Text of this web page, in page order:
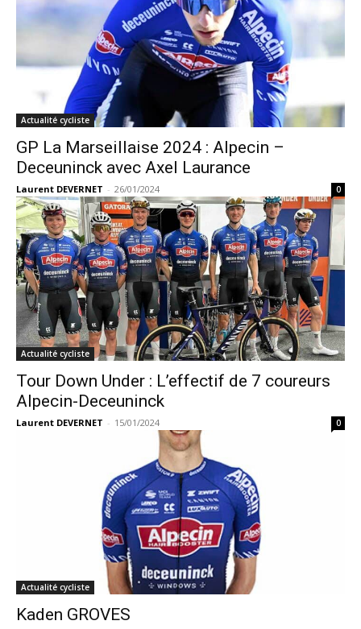
Actualité cycliste
GP La Marseillaise 2024 : Alpecin –
Deceuninck avec Axel Laurance
Laurent DEVERNET - 26/01/2024 0
Actualité cycliste
Tour Down Under : L’effectif de 7 coureurs
Alpecin-Deceuninck
Laurent DEVERNET - 15/01/2024 0
Actualité cycliste
Kaden GROVES